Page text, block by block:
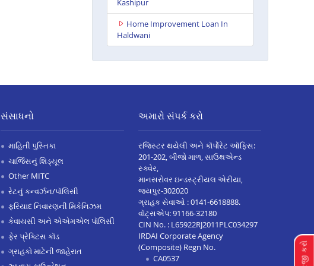
Home Improvement Loan In
Haldwani
સંસાધનો
માહિતી પુસ્તિકા
ચાર્જિસનું શિડ્યૂલ
Other MITC
રેટનું કન્વર્ઝન/પૉલિસી
ફરિયાદ નિવારણની મિકેનિઝમ
કેવાયસી અને એએમએલ પૉલિસી
ફેર પ્રેક્ટિસ કૉડ
ગ્રાહકો માટેની જાહેરાત
અમારો સંપર્ક કરો
રજિસ્ટર થયેલી અને કૉર્પોરેટ ઑફિસ:
201-202, બીજો માળ, સાઉથએન્ડ
સ્ક્વેર,
માનસરોવર ઇન્ડસ્ટ્રીયલ એરીયા,
જયપુર-302020
ગ્રાહક સેવાઓ :0141-6618888.
વૉટ્સએપ:91166-32180
CIN No. : L65922RJ2011PLC034297
IRDAI Corporate Agency
(Composite) Regn No.
CA0537